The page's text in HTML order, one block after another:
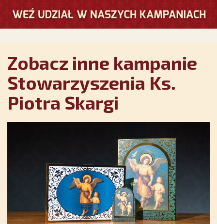
Zobacz inne kampanie
Stowarzyszenia Ks.
Piotra Skargi